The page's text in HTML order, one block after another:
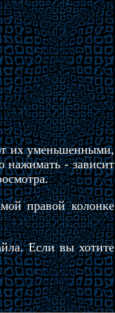
их уменьшенными,
нажимать - зависит
правой колонке
Если вы хотите